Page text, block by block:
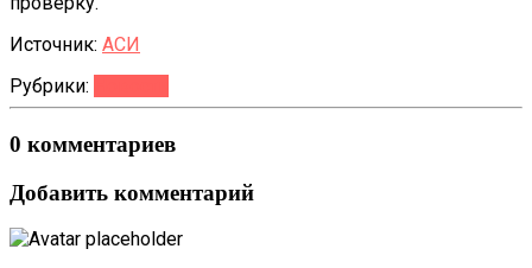
Источник: АСИ
Рубрики:
0 комментариев
Добавить комментарий